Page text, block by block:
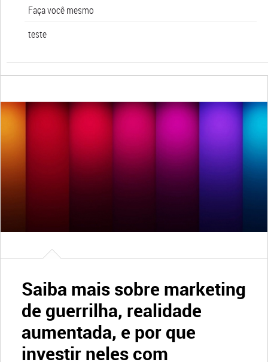
Faça você mesmo
teste
Saiba mais sobre marketing
de guerrilha, realidade
aumentada, e por que
investir neles com